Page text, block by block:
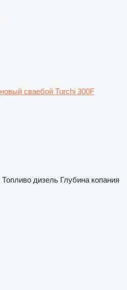
новый сваебой Turchi 300F
Топливо дизель Глубина копания